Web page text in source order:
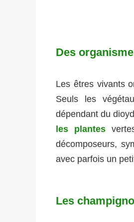
Des
Les êtres vivants
Seuls les
dépendant du
les plantes
décomposeurs,
avec parfois un
Les